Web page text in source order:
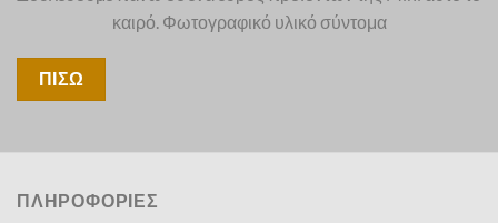
καιρό. Φωτογραφικό υλικό σύντομα
ΠΙΣΩ
ΠΛΗΡΟΦΟΡΙΕΣ